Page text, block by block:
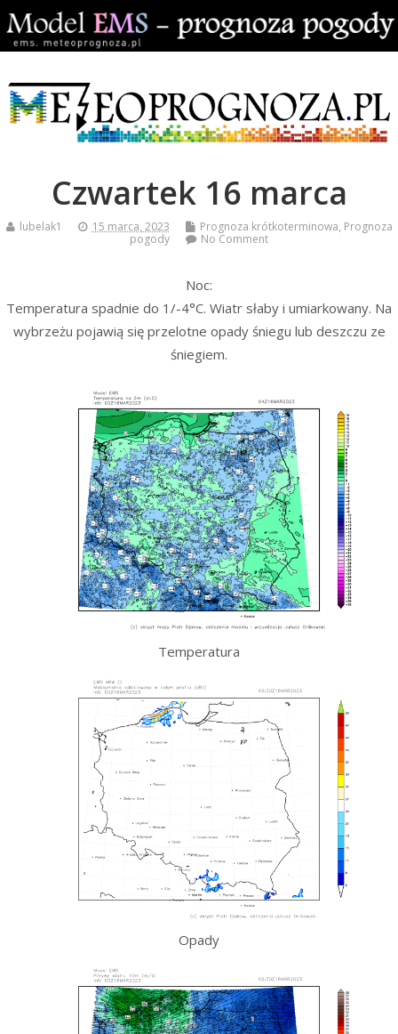
Czwartek 16 marca
lubelak1 15 marca, 2023 Prognoza krótkoterminowa, Prognoza
pogody
No Comment
Noc:
Temperatura spadnie do 1/-4°C. Wiatr słaby i umiarkowany. Na
wybrzeżu pojawią się przelotne opady śniegu lub deszczu ze
śniegiem.
Temperatura
Opady